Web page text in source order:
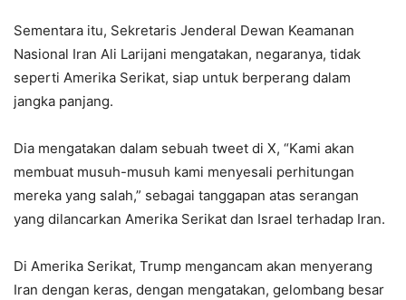
Sementara itu, Sekretaris Jenderal Dewan Keamanan
Nasional Iran Ali Larijani mengatakan, negaranya, tidak
seperti Amerika Serikat, siap untuk berperang dalam
jangka panjang.
Dia mengatakan dalam sebuah tweet di X, “Kami akan
membuat musuh-musuh kami menyesali perhitungan
mereka yang salah,” sebagai tanggapan atas serangan
yang dilancarkan Amerika Serikat dan Israel terhadap Iran.
Di Amerika Serikat, Trump mengancam akan menyerang
Iran dengan keras, dengan mengatakan, gelombang besar